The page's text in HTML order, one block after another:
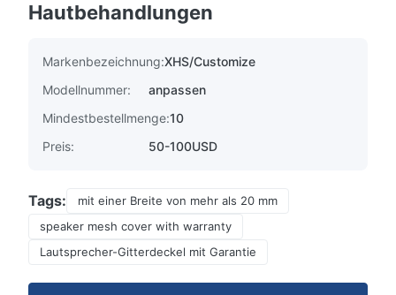
Hautbehandlungen
Markenbezeichnung:XHS/Customize
Modellnummer:
anpassen
Mindestbestellmenge:10
Preis:
50-100USD
Tags:
mit einer Breite von mehr als 20 mm
speaker mesh cover with warranty
Lautsprecher-Gitterdeckel mit Garantie